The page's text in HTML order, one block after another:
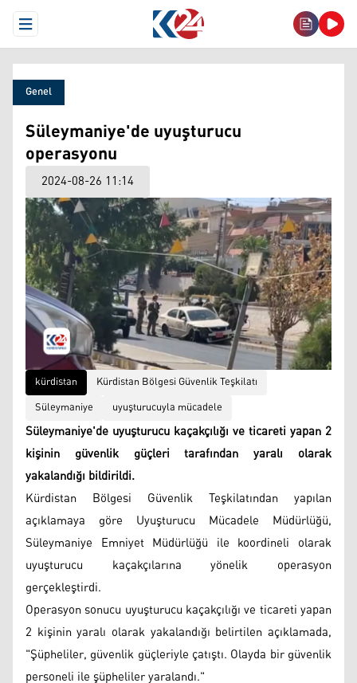
Open Menu
Genel
Süleymaniye'de uyuşturucu
operasyonu
2024-08-26 11:14
kürdistan
Kürdistan Bölgesi Güvenlik Teşkilatı
Süleymaniye
uyuşturucuyla mücadele
Süleymaniye'de uyuşturucu kaçakçılığı ve ticareti yapan 2
kişinin güvenlik güçleri tarafından yaralı olarak
yakalandığı bildirildi.
Kürdistan Bölgesi Güvenlik Teşkilatından yapılan
açıklamaya göre Uyuşturucu Mücadele Müdürlüğü,
Süleymaniye Emniyet Müdürlüğü ile koordineli olarak
uyuşturucu kaçakçılarına yönelik operasyon
gerçekleştirdi.
Operasyon sonucu uyuşturucu kaçakçılığı ve ticareti yapan
2 kişinin yaralı olarak yakalandığı belirtilen açıklamada,
"Şüpheliler, güvenlik güçleriyle çatıştı. Olayda bir güvenlik
personeli ile şüpheliler yaralandı."